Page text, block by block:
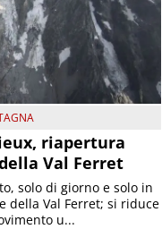
riapertura
Val Ferret
solo di giorno e solo in
della Val Ferret; si riduce
u...